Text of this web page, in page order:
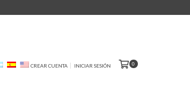
CREAR CUENTA INICIAR SESIÓN 0